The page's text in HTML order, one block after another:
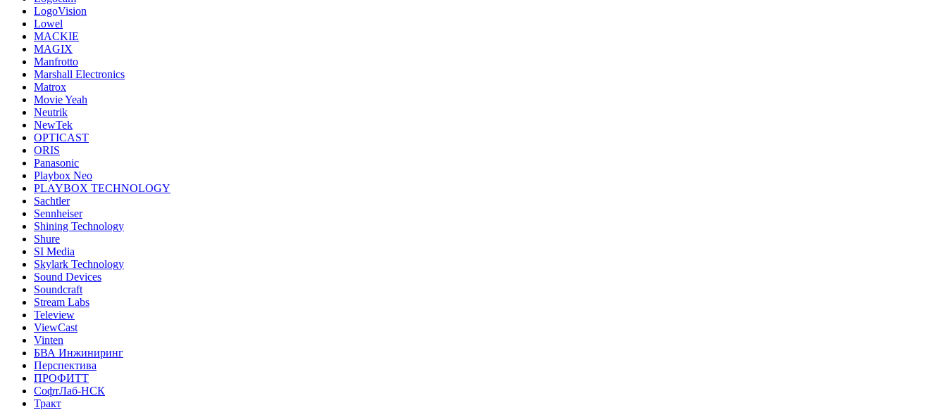
LogoVision
Lowel
MACKIE
MAGIX
Manfrotto
Marshall Electronics
Matrox
Movie Yeah
Neutrik
NewTek
OPTICAST
ORIS
Panasonic
Playbox Neo
PLAYBOX TECHNOLOGY
Sachtler
Sennheiser
Shining Technology
Shure
SI Media
Skylark Technology
Sound Devices
Soundcraft
Stream Labs
Teleview
ViewCast
Vinten
БВА Инжиниринг
Перспектива
ПРОФИТТ
СофтЛаб-НСК
Тракт